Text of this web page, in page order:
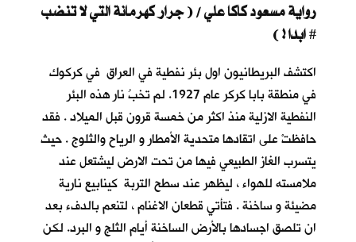
رواية مسعود كاكا علي / ( جرار كهرمانة التي لا تنضب
#
اكتشف البريطانيون اول بئر نفطية في العراق في كركوك
في منطقة بابا كركر عام 1927. لم تخبُ نار هذه البئر
النفطية الازلية منذ اكثر من خمسة قرون قبل الميلاد . فقد
حافظتْ على اتقادها متحدية الأمطار و الرياح والثلوج . حيث
يتسرب الغاز الطبيعي فيها من تحت الارض ليشتعل عند
ملامسته للهواء ، ليظهر عند سطح التربة كينابيع نارية
مضيئة و ساخنة . فتأتي قطعان الاغنام ، لتنعم بالدفء بعد
ان تلصق اجسادها بالأرض الساخنة أيام الثلج و البرد. لكن